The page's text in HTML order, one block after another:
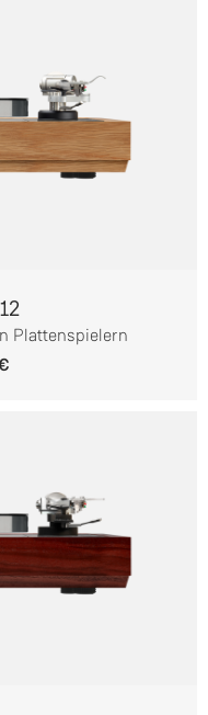
Plattenspielern